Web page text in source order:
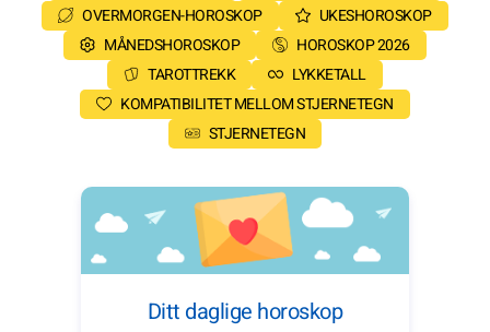
OVERMORGEN-HOROSKOP
UKESHOROSKOP
MÅNEDSHOROSKOP
HOROSKOP 2026
TAROTTREKK
LYKKETALL
KOMPATIBILITET MELLOM STJERNETEGN
STJERNETEGN
Ditt daglige horoskop